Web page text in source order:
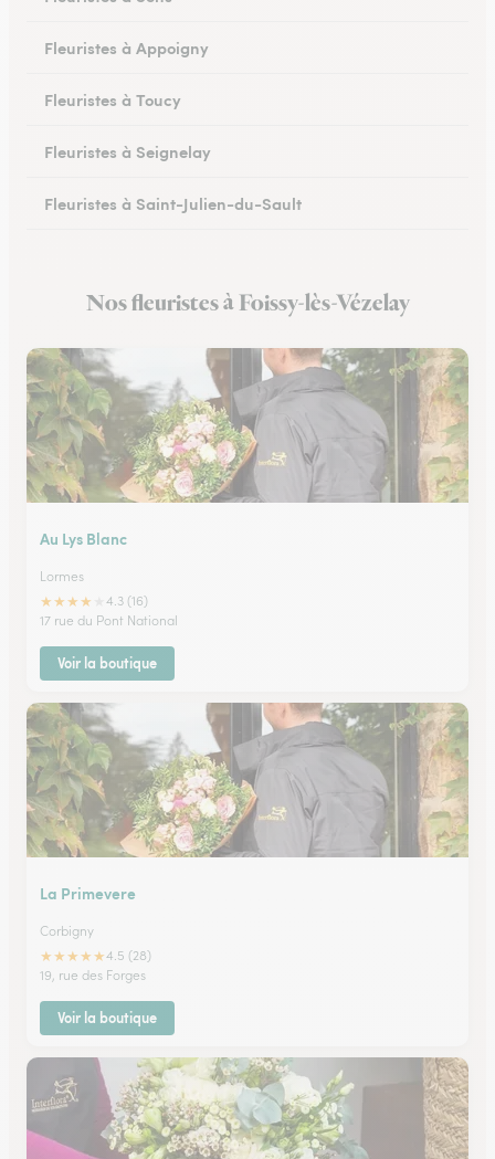
Fleuristes à Appoigny
Fleuristes à Toucy
Fleuristes à Seignelay
Fleuristes à Saint-Julien-du-Sault
Fleuristes à Monéteau
Nos fleuristes à Foissy-lès-Vézelay
Au Lys Blanc
Lormes
★★★★
4.3 (16)
17 rue du Pont National
Voir la boutique
La Primevere
Corbigny
★★★★★4.5 (28)
19, rue des Forges
Voir la boutique